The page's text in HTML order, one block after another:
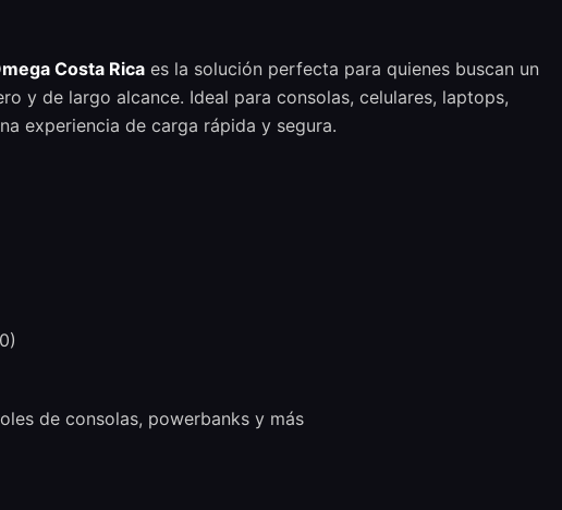
Costa Rica es la solución perfecta para quienes buscan un
y de largo alcance. Ideal para consolas, celulares, laptops,
experiencia de carga rápida y segura.
de consolas, powerbanks y más